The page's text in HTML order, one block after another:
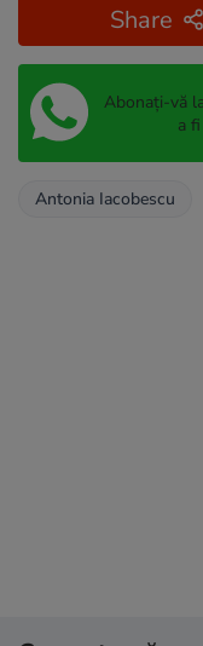
Share
Abonați-vă
a
Antonia Iacobescu